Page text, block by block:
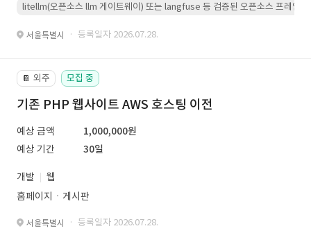
litellm(오픈소스 llm 게이트웨이) 또는 langfuse 등 검증된 오픈소스 프레임워
서울특별시 · 등록일자 2026.07.28.
📔 외주 모집 중
기존 PHP 웹사이트 AWS 호스팅 이전
예상 금액
1,000,000원
예상 기간
30일
개발
웹
홈페이지ㆍ게시판
서울특별시 · 등록일자 2026.07.28.